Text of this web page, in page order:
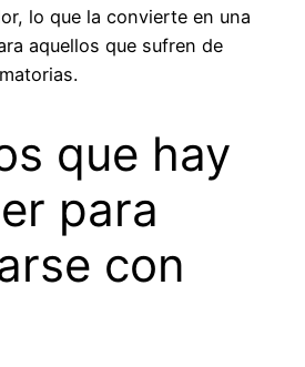
lo que la convierte en una
aquellos que sufren de
que hay
para
con